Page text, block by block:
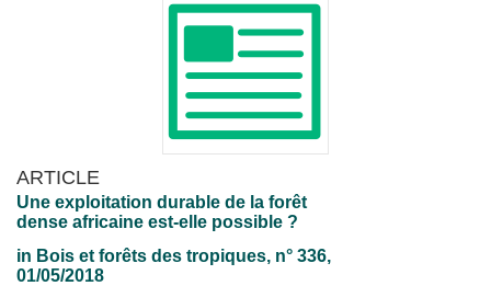
ARTICLE
Une exploitation durable de la forêt
dense africaine est-elle possible ?
in Bois et forêts des tropiques, n° 336,
01/05/2018